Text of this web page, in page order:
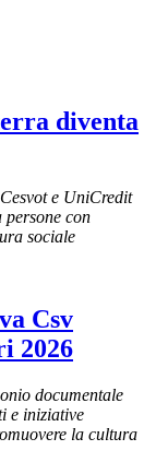
diventa
e UniCredit
persone con
sociale
Csv
2026
documentale
e iniziative
la cultura